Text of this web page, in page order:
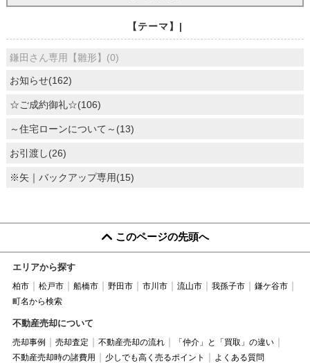
【テーマ】|
鎌田さん専用【雛形】(0)
お知らせ(162)
☆ご成約御礼☆(106)
～住宅ローンについて～(13)
お引渡し(26)
※矢｜バックアップ専用(15)
このページの先頭へ
エリアから探す
柏市 松戸市 船橋市 野田市 市川市 流山市 我孫子市
鎌ケ谷市
町名から検索
不動産売却について
売却事例 売却査定 不動産売却の流れ
「仲介」と「買取」の違い
不動産売却時の諸費用
少しでも高く売るポイント よくある質問